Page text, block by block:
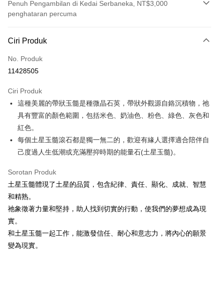
Penuh Pengambilan di Kedai Serbaneka, NT$3,000
penghataran percuma
Kad Kredit (Bayaran Penuh)
Pengambilan di Kedai Serbaneka
Apple Pay
JKOPAY
Easy Wallet
Pemindahan ATM
Pilihan Penghantaran
NT$80/pesanan | Penghantaran percuma untuk pesanan
NT$3,000 atau lebih
7-11取貨付款
NT$80/pesanan | Penghantaran percuma untuk pesanan
Ciri Produk
No. Produk
11428505
Ciri Produk
這種美麗的帶狀玉髓是種微晶石英，帶狀外觀源自鉻沉積物，祂
具有豐富的顏色範圍，包括米色、奶油色、粉色、綠色、灰色和
紅色。
每個土星玉髓滾石都是獨一無二的，歡迎有緣人選擇適合陪伴自
己度過人生低潮或充滿壓抑時期的能量石(土星玉髓)。
Sorotan Produk
土星玉髓體現了土星的品質，包含紀律、責任、顯化、成就、智慧
和精熟。
祂象徵著力量和堅持，助人找到切實的行動，使我們的夢想成為現
實。
和土星玉髓一起工作，能激發信任、耐心和意志力，將內心的願景
變為現實。